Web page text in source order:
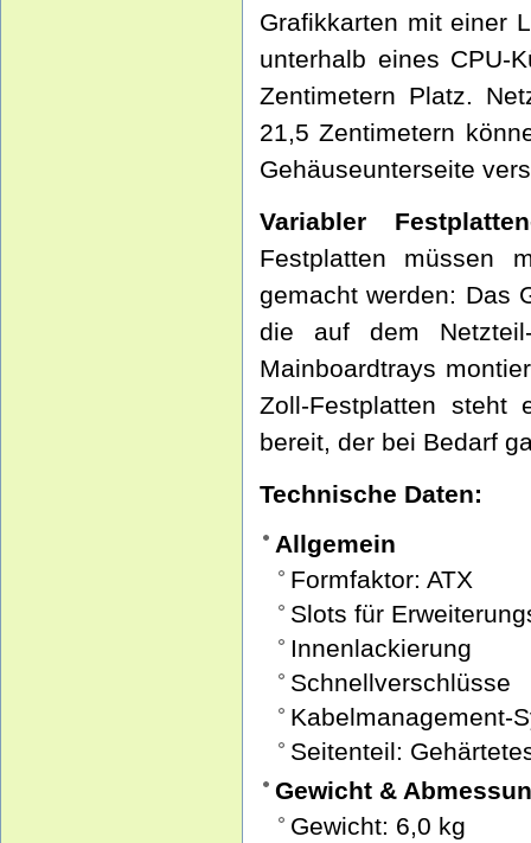
Grafikkarten mit einer
unterhalb eines CPU-
Zentimetern Platz.
21,5 Zentimetern
Gehäuseunterseite
Variabler
Festplatten müssen
gemacht werden: Das
die auf dem
Mainboardtrays
Zoll-Festplatten steht
bereit, der bei Bedarf
Technische Daten:
Allgemein
Formfaktor: ATX
Slots für
Innenlackierung
Schnellverschlüsse
Kabelmanagement-
Seitenteil:
Gewicht &
Gewicht: 6,0 kg